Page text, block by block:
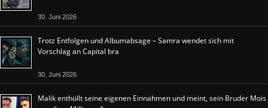
30. Juni 2026
Trotz Entfolgen und Albumabsage – Samra wendet sich mit
Vorschlag an Capital bra
30. Juni 2026
Malik enthüllt seine eigenen Einnahmen und meint, sein Bruder Mois